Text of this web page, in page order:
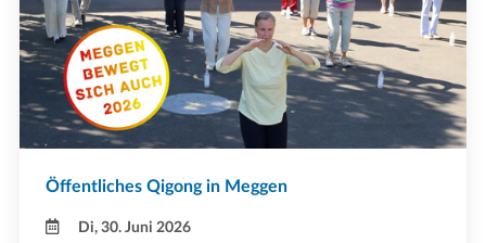
Öffentliches Qigong in Meggen
Di, 30. Juni 2026